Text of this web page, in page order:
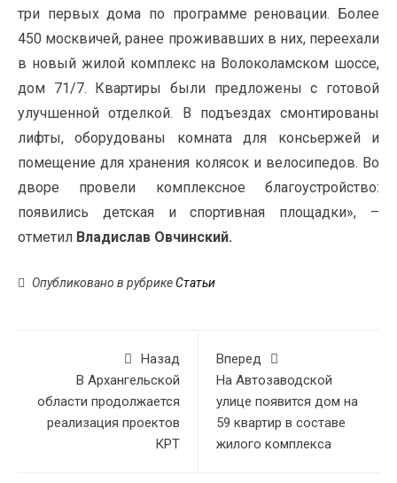
три первых дома по программе реновации. Более
450 москвичей, ранее проживавших в них, переехали
в новый жилой комплекс на Волоколамском шоссе,
дом 71/7. Квартиры были предложены с готовой
улучшенной отделкой. В подъездах смонтированы
лифты, оборудованы комната для консьержей и
помещение для хранения колясок и велосипедов. Во
дворе провели комплексное благоустройство:
появились детская и спортивная площадки», –
отметил Владислав Овчинский.
Опубликовано в рубрикеСтатьи
Назад
В Архангельской
области продолжается
реализация проектов
КРТ
Вперед
На Автозаводской
улице появится дом на
59 квартир в составе
жилого комплекса